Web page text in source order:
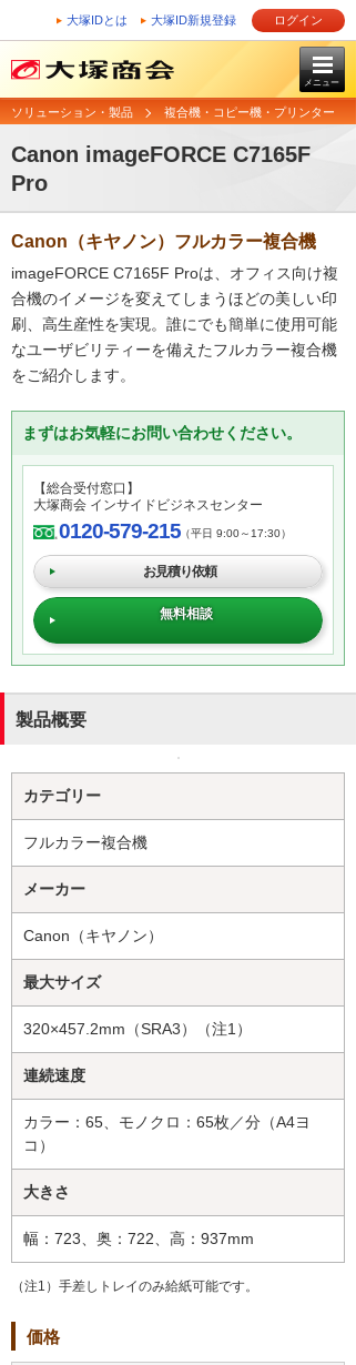
大塚IDとは 大塚ID新規登録 ログイン
メニュー
ソリューション・製品 複合機・コピー機・プリンター
Canon imageFORCE C7165F
Pro
Canon（キヤノン）フルカラー複合機
imageFORCE C7165F Proは、オフィス向け複
合機のイメージを変えてしまうほどの美しい印
刷、高生産性を実現。誰にでも簡単に使用可能
なユーザビリティーを備えたフルカラー複合機
をご紹介します。
まずはお気軽にお問い合わせください。
【総合受付窓口】
大塚商会 インサイドビジネスセンター
0120-579-215（平日 9:00～17:30）
お見積り依頼
無料相談
製品概要
カテゴリー
フルカラー複合機
メーカー
Canon（キヤノン）
最大サイズ
320×457.2mm（SRA3）（注1）
連続速度
カラー：65、モノクロ：65枚／分（A4ヨ
コ）
大きさ
幅：723、奥：722、高：937mm
（注1）手差しトレイのみ給紙可能です。
価格